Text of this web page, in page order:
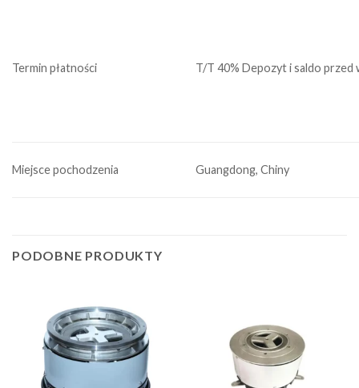
Termin płatności T/T 40% Depozyt i saldo przed
Miejsce pochodzenia Guangdong, Chiny
PODOBNE PRODUKTY